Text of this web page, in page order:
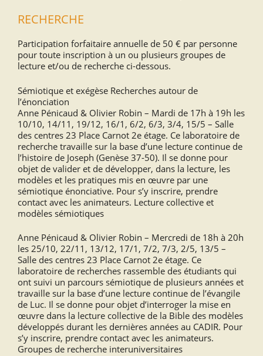
RECHERCHE
Participation forfaitaire annuelle de 50 € par personne
pour toute inscription à un ou plusieurs groupes de
lecture et/ou de recherche ci-dessous.
Sémiotique et exégèse Recherches autour de
l’énonciation
Anne Pénicaud & Olivier Robin – Mardi de 17h à 19h les
10/10, 14/11, 19/12, 16/1, 6/2, 6/3, 3/4, 15/5 – Salle
des centres 23 Place Carnot 2e étage. Ce laboratoire de
recherche travaille sur la base d’une lecture continue de
l’histoire de Joseph (Genèse 37-50). Il se donne pour
objet de valider et de développer, dans la lecture, les
modèles et les pratiques mis en œuvre par une
sémiotique énonciative. Pour s’y inscrire, prendre
contact avec les animateurs. Lecture collective et
modèles sémiotiques
Anne Pénicaud & Olivier Robin – Mercredi de 18h à 20h
les 25/10, 22/11, 13/12, 17/1, 7/2, 7/3, 2/5, 13/5 –
Salle des centres 23 Place Carnot 2e étage. Ce
laboratoire de recherches rassemble des étudiants qui
ont suivi un parcours sémiotique de plusieurs années et
travaille sur la base d’une lecture continue de l’évangile
de Luc. Il se donne pour objet d’interroger la mise en
œuvre dans la lecture collective de la Bible des modèles
développés durant les dernières années au CADIR. Pour
s’y inscrire, prendre contact avec les animateurs.
Groupes de recherche interuniversitaires